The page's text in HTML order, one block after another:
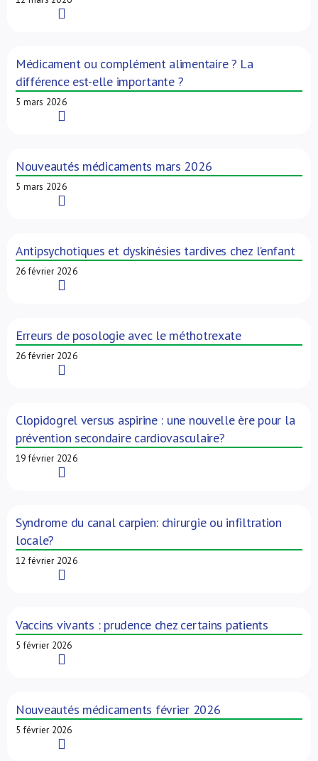
Médicament ou complément alimentaire ? La
différence est-elle importante ?
5 mars 2026
Nouveautés médicaments mars 2026
5 mars 2026
Antipsychotiques et dyskinésies tardives chez l’enfant
26 février 2026
Erreurs de posologie avec le méthotrexate
26 février 2026
Clopidogrel versus aspirine : une nouvelle ère pour la
prévention secondaire cardiovasculaire?
19 février 2026
Syndrome du canal carpien: chirurgie ou infiltration
locale?
12 février 2026
Vaccins vivants : prudence chez certains patients
5 février 2026
Nouveautés médicaments février 2026
5 février 2026